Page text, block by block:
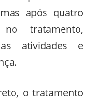
após quatro
tratamento,
atividades e
o tratamento